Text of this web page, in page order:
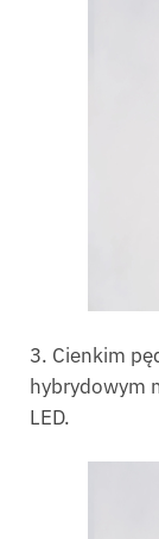
3. Cienkim
hybrydowym
LED.